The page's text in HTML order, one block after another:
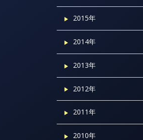
2015年
2014年
2013年
2012年
2011年
2010年